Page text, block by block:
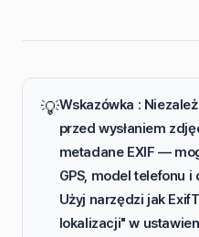
💡Wskazówka :
przed wysłaniem
metadane EXIF —
GPS, model telefonu
Użyj narzędzi jak
lokalizacji" w